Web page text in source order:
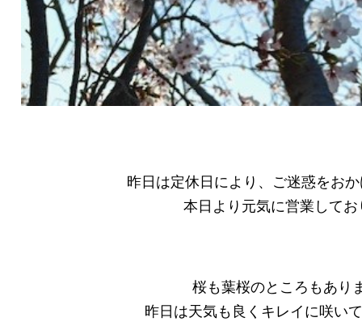
昨日は定休日により、ご迷惑をお
本日より元気に営業してお
桜も葉桜のところもあり
昨日は天気も良くキレイに咲い